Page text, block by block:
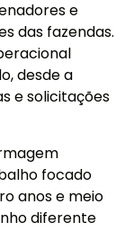
e
das fazendas.
desde a
e solicitações
focado
anos e meio
diferente